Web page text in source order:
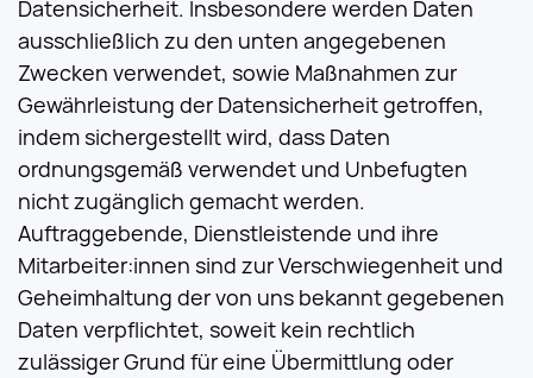
Datensicherheit. Insbesondere werden Daten
ausschließlich zu den unten angegebenen
Zwecken verwendet, sowie Maßnahmen zur
Gewährleistung der Datensicherheit getroffen,
indem sichergestellt wird, dass Daten
ordnungsgemäß verwendet und Unbefugten
nicht zugänglich gemacht werden.
Auftraggebende, Dienstleistende und ihre
Mitarbeiter:innen sind zur Verschwiegenheit und
Geheimhaltung der von uns bekannt gegebenen
Daten verpflichtet, soweit kein rechtlich
zulässiger Grund für eine Übermittlung oder